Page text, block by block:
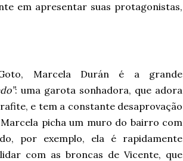
em apresentar suas protagonistas,
Marcela Durán é a grande
: uma garota sonhadora, que adora
e tem a constante desaprovação
picha um muro do bairro com
por exemplo, ela é rapidamente
com as broncas de Vicente, que